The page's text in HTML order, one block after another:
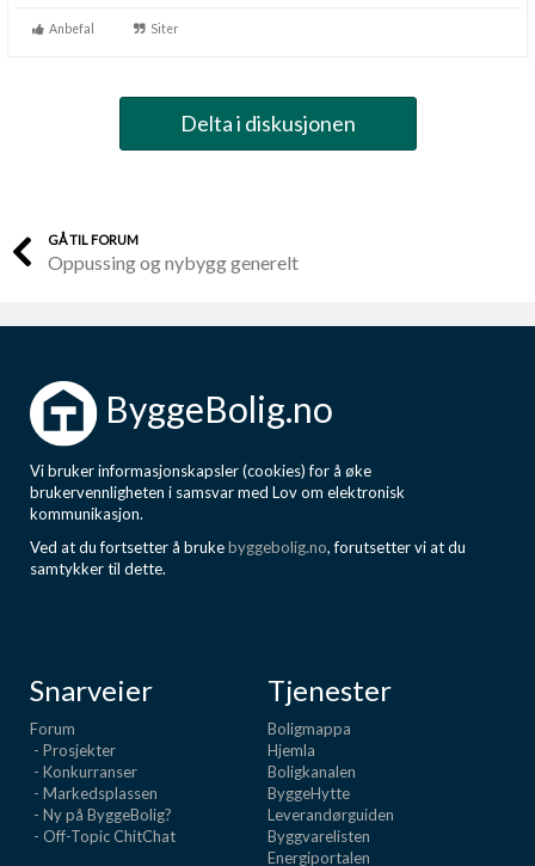
Anbefal Siter
Delta i diskusjonen
GÅ TIL FORUM
Oppussing og nybygg generelt
ByggeBolig.no
Vi bruker informasjonskapsler (cookies) for å øke
brukervennligheten i samsvar med Lov om elektronisk
kommunikasjon.
Ved at du fortsetter å brukebyggebolig.no, forutsetter vi at du
samtykker til dette.
Snarveier
Forum
- Prosjekter
- Konkurranser
- Markedsplassen
- Ny på ByggeBolig?
- Off-Topic ChitChat
Tjenester
Boligmappa
Hjemla
Boligkanalen
ByggeHytte
Leverandørguiden
Byggvarelisten
Energiportalen